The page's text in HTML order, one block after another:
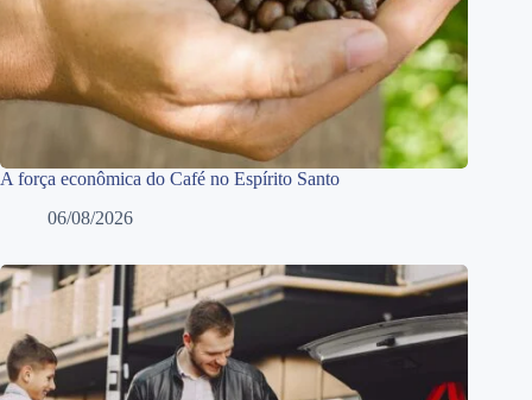
A força econômica do Café no Espírito Santo
06/08/2026